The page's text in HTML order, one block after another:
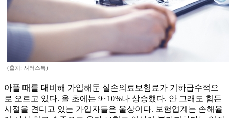
(출처: 셔터스톡)
아플 때를 대비해 가입해둔 실손의료보험료가 기하급수적으
로 오르고 있다. 올 초에는 9~10%나 상승했다. 안 그래도 힘든
시절을 견디고 있는 가입자들은 울상이다. 보험업계는 손해율